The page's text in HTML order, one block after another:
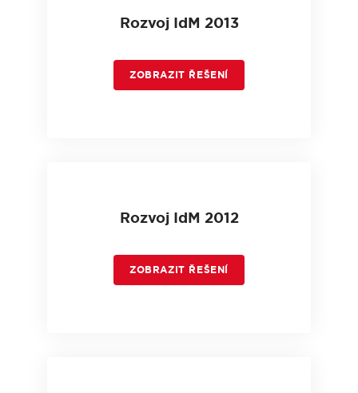
Rozvoj IdM 2013
ZOBRAZIT ŘEŠENÍ
Rozvoj IdM 2012
ZOBRAZIT ŘEŠENÍ